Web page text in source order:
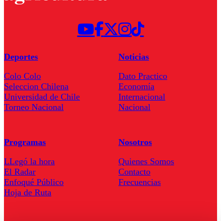
Deportes
Colo Colo
Seleccion Chilena
Universidad de Chile
Torneo Nacional
Noticias
Dato Practico
Economía
Internacional
Nacional
Programas
LLegó la hora
El Radar
Enfoqué Público
Hoja de Ruta
Nosotros
Quienes Somos
Contacto
Frecuencias